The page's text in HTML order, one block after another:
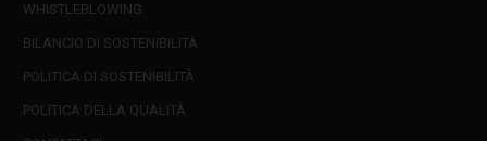
WHISTLEBLOWING
BILANCIO DI SOSTENIBILITÀ
POLITICA DI SOSTENIBILITÀ
POLITICA DELLA QUALITÀ